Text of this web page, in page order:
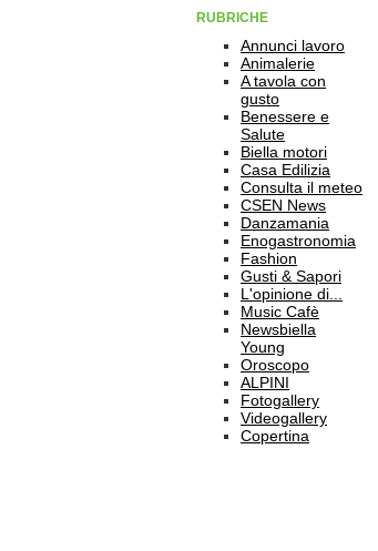
RUBRICHE
Annunci lavoro
Animalerie
A tavola con
gusto
Benessere e
Salute
Biella motori
Casa Edilizia
Consulta il meteo
CSEN News
Danzamania
Enogastronomia
Fashion
Gusti & Sapori
L'opinione di...
Music Cafè
Newsbiella
Young
Oroscopo
ALPINI
Fotogallery
Videogallery
Copertina